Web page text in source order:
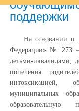
поддержки
На основании п.
Федерации» № 273
детьми-инвалидами,
попечения
интоксикацией,
муниципальных
образовательную